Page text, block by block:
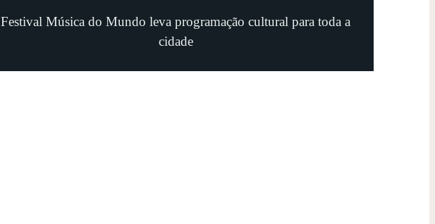
Festival Música do Mundo leva programação cultural para toda a
cidade